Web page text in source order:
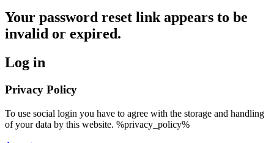
Your password reset link appears to be
invalid or expired.
Log in
Privacy Policy
To use social login you have to agree with the storage and handling
of your data by this website. %privacy_policy%